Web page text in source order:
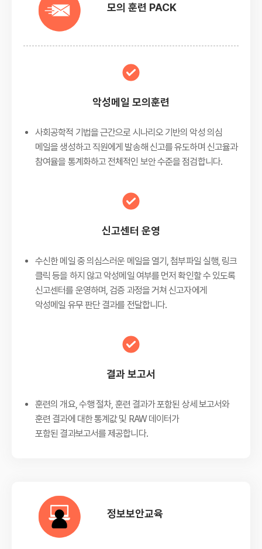
모의 훈련 PACK
악성메일 모의훈련
사회공학적 기법을 근간으로 시나리오 기반의 악성 의심
메일을 생성하고 직원에게 발송해 신고를 유도하며 신고율과
참여율을 통계화하고 전체적인 보안 수준을 점검합니다.
신고센터 운영
수신한 메일 중 의심스러운 메일을 열기, 첨부파일 실행, 링크
클릭 등을 하지 않고 악성메일 여부를 먼저 확인할 수 있도록
신고센터를 운영하며, 검증 과정을 거쳐 신고자에게
악성메일 유무 판단 결과를 전달합니다.
결과 보고서
훈련의 개요, 수행 절차, 훈련 결과가 포함된 상세 보고서와
훈련 결과에 대한 통계값 및 RAW 데이터가
포함된 결과보고서를 제공합니다.
정보보안교육